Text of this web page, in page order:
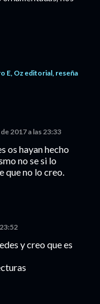
E Oz editorial reseña
2017 a las 23:33
os hayan hecho
no se si lo
que no lo creo.
y creo que es